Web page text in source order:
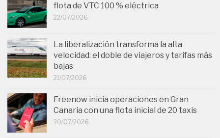
flota de VTC 100 % eléctrica
22/07/2026
La liberalización transforma la alta
velocidad: el doble de viajeros y tarifas más
bajas
21/07/2026
Freenow inicia operaciones en Gran
Canaria con una flota inicial de 20 taxis
20/07/2026